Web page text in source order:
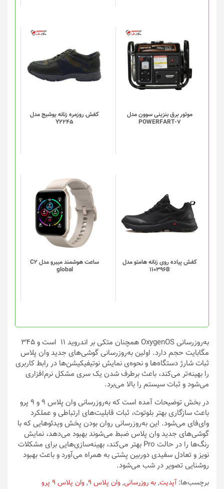
محصول
شوند
موتور برق بنزینی سوون مدل
POWERFART-7
کفش روزمره زنانه یوشیج مدل
Y2245
کفش پیاده روی زنانه هامتو مدل
110396B
دارای
انواع
مختلفی
گزینه
ها
محصول
شوند
ساعت هوشمند میبرو مدل C2
global
این
محصول
دارای
انواع
مختلفی
می
گزینه
ها
محصول
شوند
به‌روزرسانی OxygenOS همچنان متکی ‌بر اندروید 11 است و ۳۴۵
مگابایت حجم دارد. اولین به‌روزرسانی گوشی‌های جدید وان پلاس
ثبات شارژ دستگاه‌ها و نحوه‌ی نمایش نوتیفیکیشن‌ها در رابط کاربری
را بهینه‌تر می‌کند، باعث برطرف ‌شدن یک ‌سری مشکل نرم‌افزاری
می‌شود و ثبات سیستم را بالا می‌برد.
در بخش توضیحات آمده است که به‌روزرسانی وان پلاس 9 و 9 پرو
باعث سازگاری بهتر بلوتوث،‌ ثبات قابلیت‌های ارتباطی و عملکرد
وای‌فای می‌شود. این به‌روزرسانی روان بودن پخش ویدئوهایی که با
گوشی‌های جدید وان پلاس ضبط می‌شوند بهبود می‌دهد، نمایش
رنگ‌ها را در حالت Pro بهتر می‌کند، بهینه‌سازی‌هایی برای مشکلات
نویز و تعادل سفیدی دوربین پشتی به ‌همراه می‌آورد و باعث بهبود
روشنایی تصویر در شب می‌شود.
برچسب‌ها: آپدیت,به روزرسانی,وان پلاس 9 ,وان پلاس 9 پرو